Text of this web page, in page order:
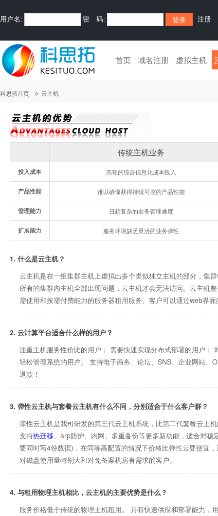
用户名: 密 码: 注册
首页 域名注册 虚拟主机
科思拓首页 云主机
传统主机业务
投入成本 高额的综合信息化成本投入
产品性能 难以确保获得持续可控的产品性能
管理能力 日趋复杂的业务管理难度
扩展能力 服务环境缺乏灵活的业务弹性
1. 什么是云主机？
云主机是在一组集群主机上虚拟出多个类似独立主机的部分，集
所有的集群内主机全部出现问题，云主机才会无法访问。云主机
需使用和按需付费能力的服务器租用服务。客户可以通过web界
2. 云计算平台适合什么样的用户？
注重主机服务性价比的用户； 需要快速实现分布式部署的用户
轻松管理系统的用户。 支持电子商务、论坛、SNS、企业网站
退款！
3. 弹性云主机与套餐云主机有什么不同，分别适合于什么客户群？
弹性云主机是我司研发的第三代云主机系统，比第二代套餐云主
支持热迁移、arp防护、内网、多重备份等更多新功能，适合对
要同时写4份数据)，在同等高配置的情况下价格比弹性云要便宜
对磁盘使用量特别大和对免备案机房有需求的客户。
4. 与租用物理主机相比，云主机的主要优势是什么？
服务价格低于传统的物理主机租用。 具有快速供应和部署能力